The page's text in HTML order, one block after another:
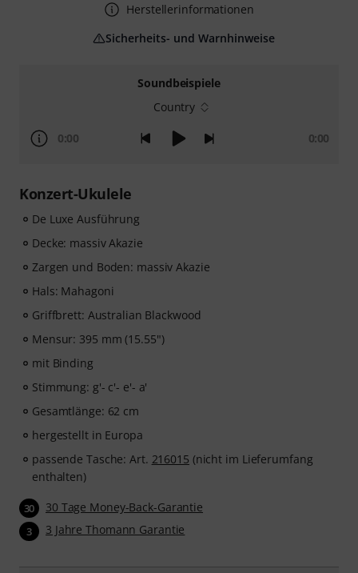
Soundbeispiele
Country
0:00 0:00
Konzert-Ukulele
De Luxe Ausführung
Decke: massiv Akazie
Zargen und Boden: massiv Akazie
Hals: Mahagoni
Griffbrett: Australian Blackwood
Mensur: 395 mm (15.55")
mit Binding
Stimmung: g'- c'- e'- a'
Gesamtlänge: 62 cm
hergestellt in Europa
passende Tasche: Art. 216015 (nicht im Lieferumfang
enthalten)
30 30 Tage Money-Back-Garantie
3 3 Jahre Thomann Garantie
Herstellerinformationen
Sicherheits- und Warnhinweise